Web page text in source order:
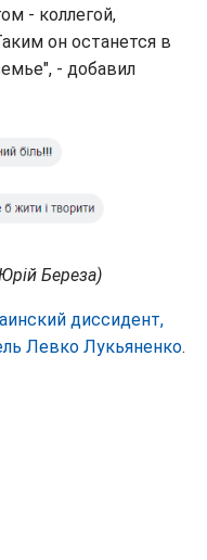
- коллегой,
он останется в
- добавил
Береза)
диссидент,
Левко Лукьяненко.